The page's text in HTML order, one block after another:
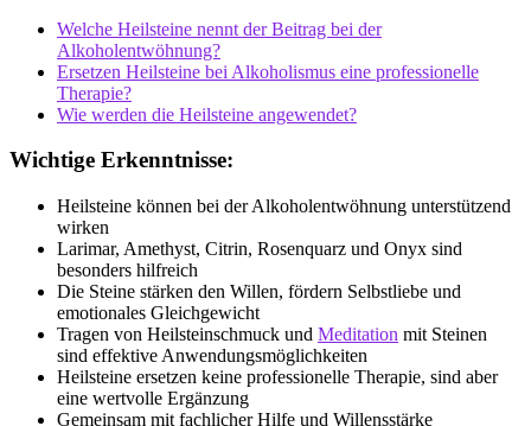
Welche Heilsteine nennt der Beitrag bei der
Alkoholentwöhnung?
Ersetzen Heilsteine bei Alkoholismus eine professionelle
Therapie?
Wie werden die Heilsteine angewendet?
Wichtige Erkenntnisse:
Heilsteine können bei der Alkoholentwöhnung unterstützend
wirken
Larimar, Amethyst, Citrin, Rosenquarz und Onyx sind
besonders hilfreich
Die Steine stärken den Willen, fördern Selbstliebe und
emotionales Gleichgewicht
Tragen von Heilsteinschmuck und Meditation mit Steinen
sind effektive Anwendungsmöglichkeiten
Heilsteine ersetzen keine professionelle Therapie, sind aber
eine wertvolle Ergänzung
Gemeinsam mit fachlicher Hilfe und Willensstärke